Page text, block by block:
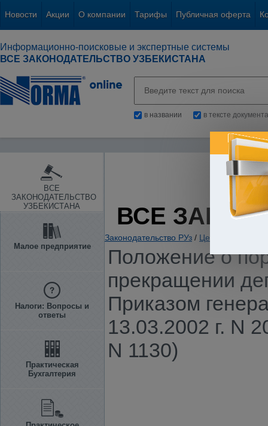
Новости Акции О компании Тарифы Публичная оферта
Информационно-поисковые и экспертные системы
ВСЕ ЗАКОНОДАТЕЛЬСТВО УЗБЕКИСТАНА
в названии в тексте документа
ВСЕ
ЗАКОНОДАТЕЛЬСТВО
УЗБЕКИСТАНА
Малое предприятие
Налоги: Вопросы и
ответы
Практическая
Бухгалтерия
ВСЕ
Законодательство РУз / Ценные бумаги.
Положение о
прекращении
Приказом
13.03.2002 г. N
N 1130)